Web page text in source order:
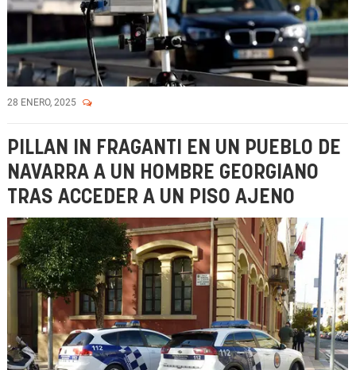
28 ENERO, 2025
PILLAN IN FRAGANTI EN UN PUEBLO DE
NAVARRA A UN HOMBRE GEORGIANO
TRAS ACCEDER A UN PISO AJENO